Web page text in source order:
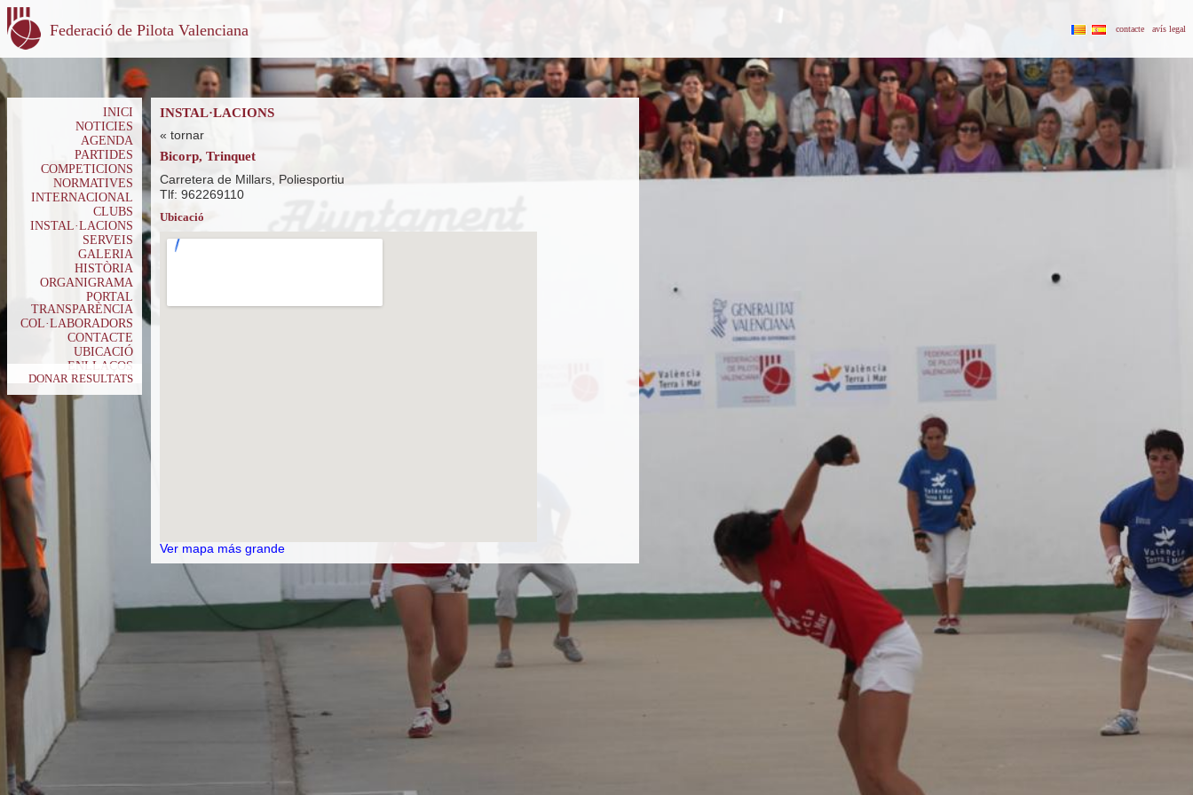
Federació de Pilota Valenciana contacte avís legal
INICI
NOTICIES
AGENDA
PARTIDES
COMPETICIONS
NORMATIVES
INTERNACIONAL
CLUBS
INSTAL·LACIONS
SERVEIS
GALERIA
HISTÒRIA
ORGANIGRAMA
PORTAL
TRANSPARÈNCIA
COL·LABORADORS
CONTACTE
UBICACIÓ
ENLLAÇOS
DONAR RESULTATS
INSTAL·LACIONS
« tornar
Bicorp, Trinquet
Carretera de Millars, Poliesportiu
Tlf: 962269110
Ubicació
Ver mapa más grande